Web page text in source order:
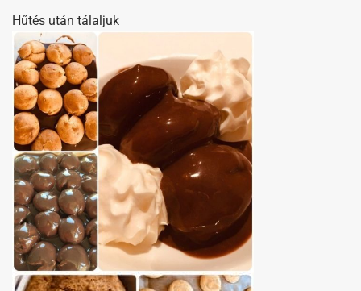
Hűtés után tálaljuk